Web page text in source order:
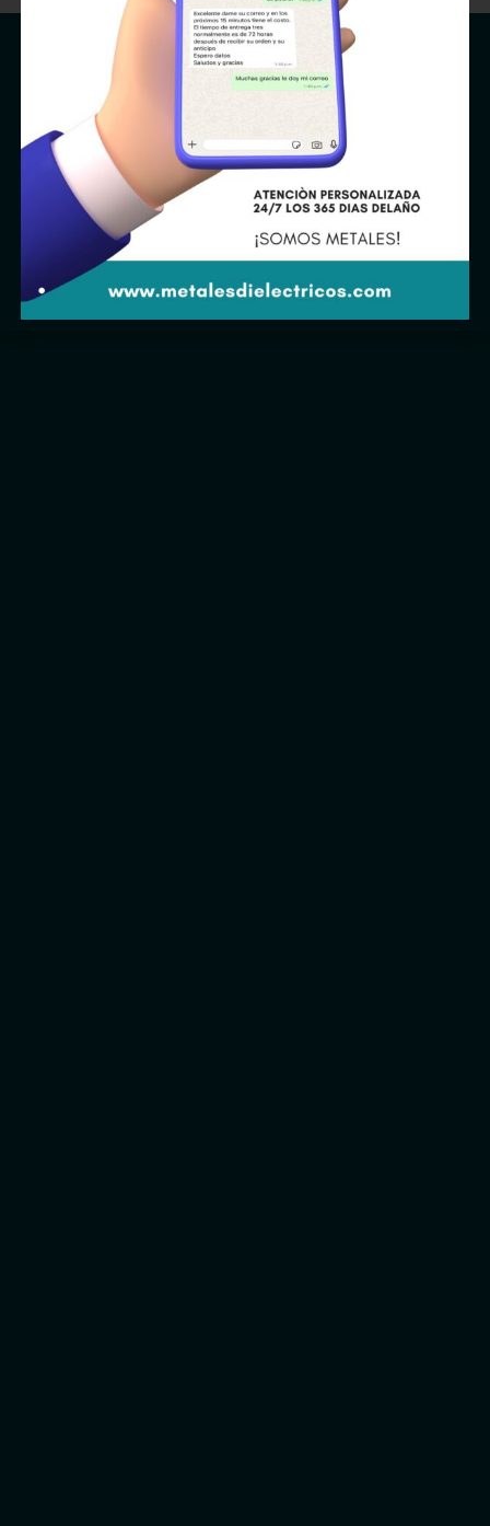
Contáctanos
Antiguo Camino a Cocotitlán S/N, Zona Industrial Chalco,
Méx.
Email: ventas@metalesdielectricos.com
Tel: (55) 5975 6699